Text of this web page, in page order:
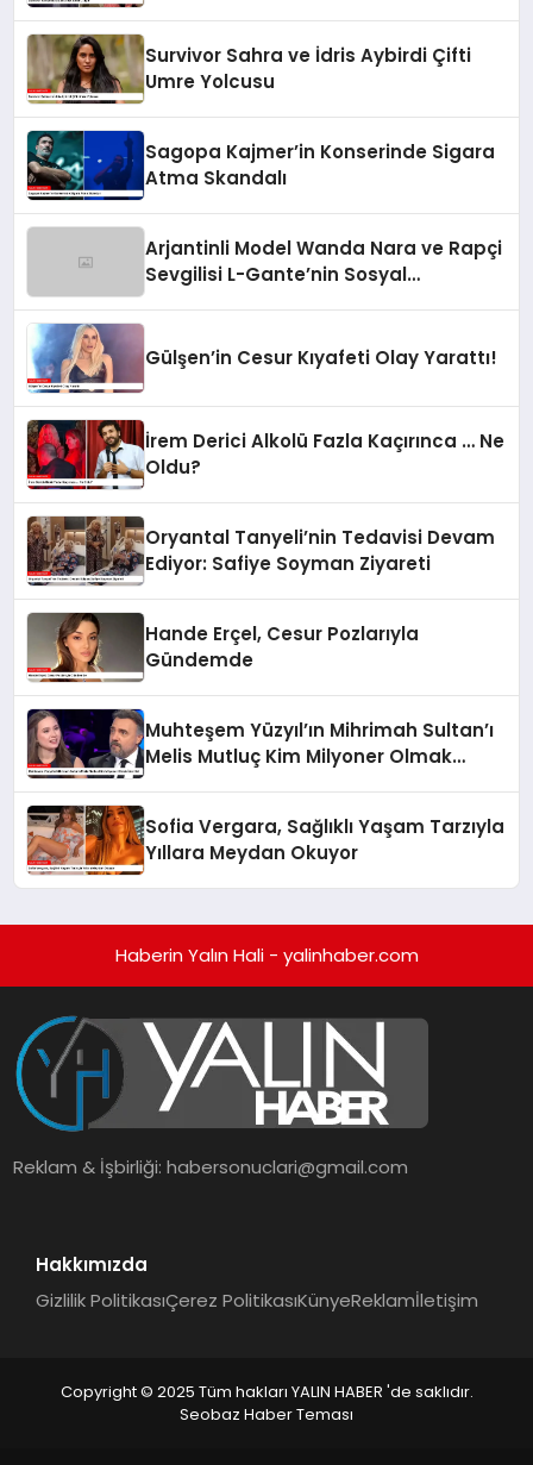
Survivor Sahra ve İdris Aybirdi Çifti
Umre Yolcusu
Sagopa Kajmer’in Konserinde Sigara
Atma Skandalı
Arjantinli Model Wanda Nara ve Rapçi
Sevgilisi L-Gante’nin Sosyal
Gülşen’in Cesur Kıyafeti Olay Yarattı!
İrem Derici Alkolü Fazla Kaçırınca … Ne
Oldu?
Oryantal Tanyeli’nin Tedavisi Devam
Ediyor: Safiye Soyman Ziyareti
Hande Erçel, Cesur Pozlarıyla
Gündemde
Muhteşem Yüzyıl’ın Mihrimah Sultan’ı
Melis Mutluç Kim Milyoner Olmak
Sofia Vergara, Sağlıklı Yaşam Tarzıyla
Yıllara Meydan Okuyor
Haberin Yalın Hali - yalinhaber.com
Reklam & İşbirliği:habersonuclari@gmail.com
Hakkımızda
Gizlilik PolitikasıÇerez PolitikasıKünyeReklamİletişim
Copyright © 2025 Tüm hakları YALIN HABER 'de saklıdır.
Seobaz Haber Teması